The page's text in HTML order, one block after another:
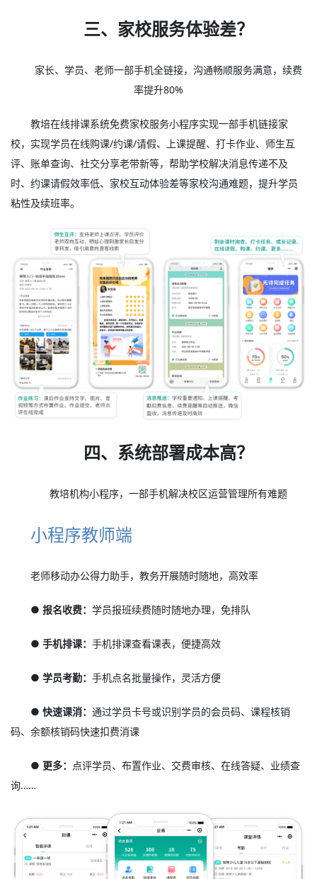
三、家校服务体验差？
家长、学员、老师一部手机全链接，沟通畅顺服务满意，续费
率提升80%
教培在线排课系统免费家校服务小程序实现一部手机链接家
校，实现学员在线购课/约课/请假、上课提醒、打卡作业、师生互
评、账单查询、社交分享老带新等，帮助学校解决消息传递不及
时、约课请假效率低、家校互动体验差等家校沟通难题，提升学员
粘性及续班率。
四、系统部署成本高？
教培机构小程序，一部手机解决校区运营管理所有难题
小程序教师端
老师移动办公得力助手，教务开展随时随地，高效率
● 报名收费：学员报班续费随时随地办理，免排队
● 手机排课：手机排课查看课表，便捷高效
● 学员考勤：手机点名批量操作，灵活方便
● 快速课消：通过学员卡号或识别学员的会员码、课程核销
码、余额核销码快速扣费消课
● 更多： 点评学员、布置作业、交费审核、在线答疑、业绩查
询……